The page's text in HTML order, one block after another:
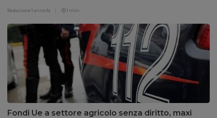
Redazione1 anno fa 1 min
Fondi Ue a settore agricolo senza diritto, maxi